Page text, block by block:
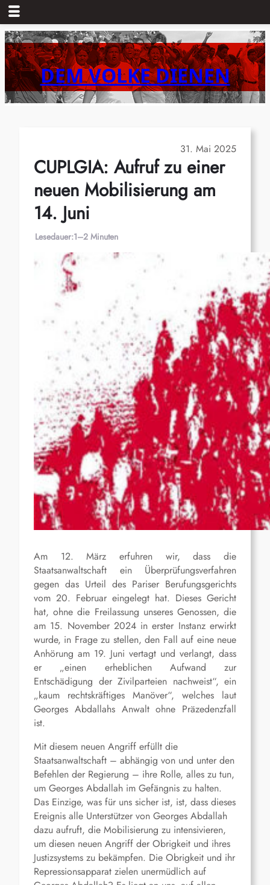
Zum
Inhalt
springenDEM VOLKE DIENEN
31. Mai 2025
CUPLGIA: Aufruf zu einer
neuen Mobilisierung am
14. Juni
Lesedauer:1–2 Minuten
Am 12. März erfuhren wir, dass die
Staatsanwaltschaft ein Überprüfungsverfahren
gegen das Urteil des Pariser Berufungsgerichts
vom 20. Februar eingelegt hat. Dieses Gericht
hat, ohne die Freilassung unseres Genossen, die
am 15. November 2024 in erster Instanz erwirkt
wurde, in Frage zu stellen, den Fall auf eine neue
Anhörung am 19. Juni vertagt und verlangt, dass
er „einen erheblichen Aufwand zur
Entschädigung der Zivilparteien nachweist“, ein
„kaum rechtskräftiges Manöver“, welches laut
Georges Abdallahs Anwalt ohne Präzedenzfall
ist.
Mit diesem neuen Angriff erfüllt die
Staatsanwaltschaft – abhängig von und unter den
Befehlen der Regierung – ihre Rolle, alles zu tun,
um Georges Abdallah im Gefängnis zu halten.
Das Einzige, was für uns sicher ist, ist, dass dieses
Ereignis alle Unterstützer von Georges Abdallah
dazu aufruft, die Mobilisierung zu intensivieren,
um diesen neuen Angriff der Obrigkeit und ihres
Justizsystems zu bekämpfen. Die Obrigkeit und ihr
Repressionsapparat zielen unermüdlich auf